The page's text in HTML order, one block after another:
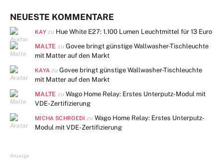
NEUESTE KOMMENTARE
KAY zu Hue White E27: 1.100 Lumen Leuchtmittel für 13 Euro
MALTE zu Govee bringt günstige Wallwasher-Tischleuchte
mit Matter auf den Markt
KAYA zuGovee bringt günstige Wallwasher-Tischleuchte
mit Matter auf den Markt
MALTE zu Wago Home Relay: Erstes Unterputz-Modul mit
VDE-Zertifizierung
MICHA SCHROEDI zu Wago Home Relay: Erstes Unterputz-
Modul mit VDE-Zertifizierung
Anzeige